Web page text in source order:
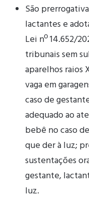
São
lactantes e
Lei nº 14.652/
tribunais sem
aparelhos raios
vaga em
caso de
adequado ao
bebê no caso
que der à luz;
sustentações
gestante,
luz.